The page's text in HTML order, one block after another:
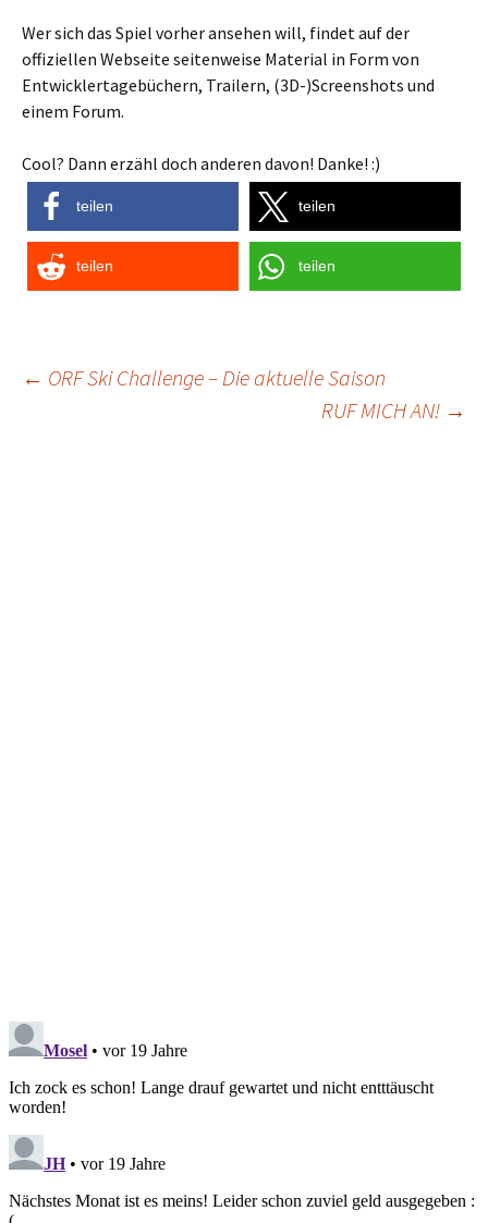
Wer sich das Spiel vorher ansehen will, findet auf der
offiziellen Webseite seitenweise Material in Form von
Entwicklertagebüchern, Trailern, (3D-)Screenshots und
einem Forum.
Cool? Dann erzähl doch anderen davon! Danke! :)
teilen teilen
teilen teilen
Post
← ORF Ski Challenge – Die aktuelle Saison
RUF MICH AN! →